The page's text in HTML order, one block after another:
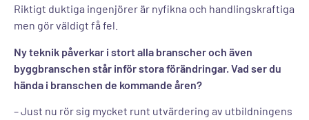
Riktigt duktiga ingenjörer är nyfikna och handlingskraftiga
men gör väldigt få fel.
Ny teknik påverkar i stort alla branscher och även
byggbranschen står inför stora förändringar. Vad ser du
hända i branschen de kommande åren?
– Just nu rör sig mycket runt utvärdering av utbildningens